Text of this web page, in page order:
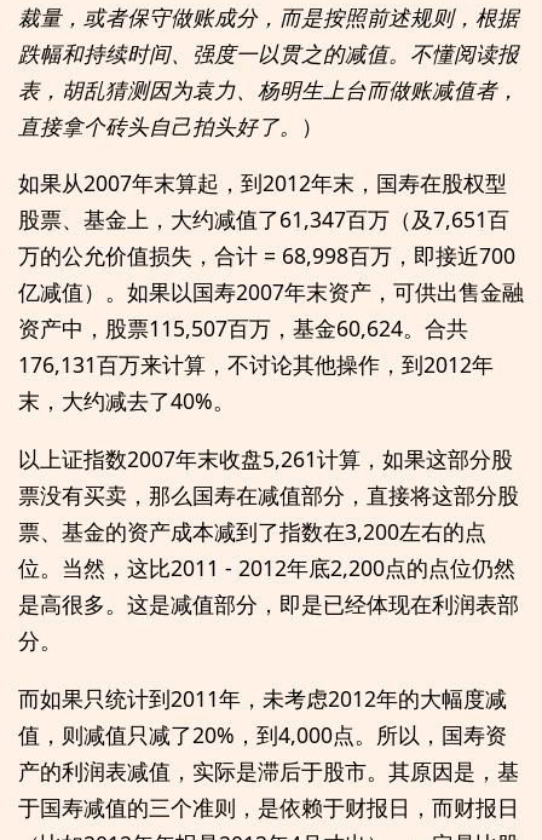
裁量，或者保守做账成分，而是按照前述规则，根据
跌幅和持续时间、强度一以贯之的减值。不懂阅读报
表，胡乱猜测因为袁力、杨明生上台而做账减值者，
直接拿个砖头自己拍头好了。
）
如果从2007年末算起，到2012年末，国寿在股权型
股票、基金上，大约减值了61,347百万（及7,651百
万的公允价值损失，合计 = 68,998百万，即接近700
亿减值）。如果以国寿2007年末资产，可供出售金融
资产中，股票115,507百万，基金60,624。合共
176,131百万来计算，不讨论其他操作，到2012年
末，大约减去了40%。
以上证指数2007年末收盘5,261计算，如果这部分股
票没有买卖，那么国寿在减值部分，直接将这部分股
票、基金的资产成本减到了指数在3,200左右的点
位。当然，这比2011 - 2012年底2,200点的点位仍然
是高很多。这是减值部分，即是已经体现在利润表部
分。
而如果只统计到2011年，未考虑2012年的大幅度减
值，则减值只减了20%，到4,000点。所以，国寿资
产的利润表减值，实际是滞后于股市。其原因是，基
于国寿减值的三个准则，是依赖于财报日，而财报日